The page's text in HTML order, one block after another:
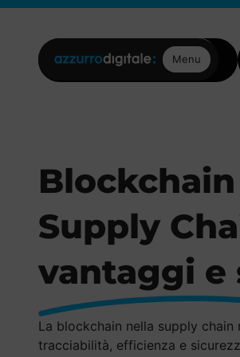
Posizioni aperte
Contattaci
Menu
Supply
vantaggi e
La blockchain nella supply chain
tracciabilità, efficienza e